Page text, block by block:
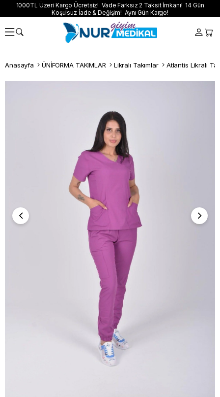
1000TL Üzeri Kargo Ücretsiz! Vade Farksız 2 Taksit İmkanı! 14 Gün
Koşulsuz İade & Değişim! Aynı Gün Kargo!
Anasayfa ÜNİFORMA TAKIMLAR Likralı Takımlar Atlantis Likralı